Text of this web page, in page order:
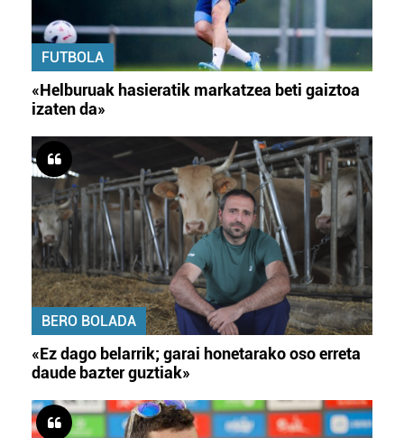
FUTBOLA
«Helburuak hasieratik markatzea beti gaiztoa
izaten da»
BERO BOLADA
«Ez dago belarrik; garai honetarako oso erreta
daude bazter guztiak»